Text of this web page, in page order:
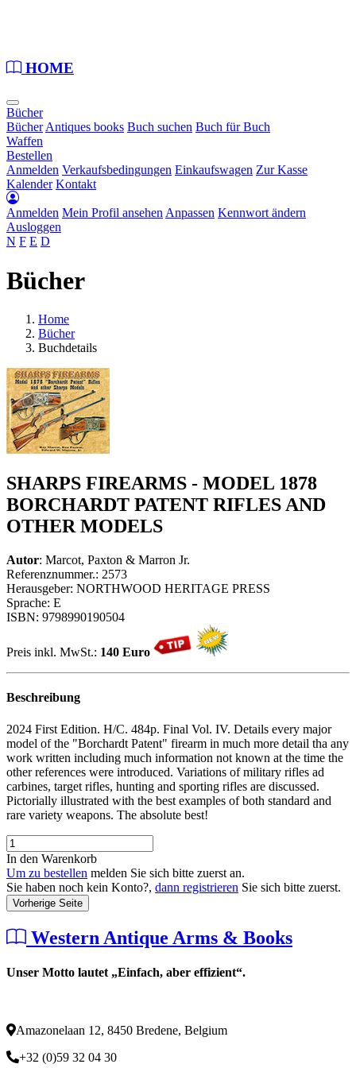
HOME
Bücher
BücherAntiques books Buch suchen Buch für Buch
Waffen
Bestellen
Anmelden Verkaufsbedingungen Einkaufswagen Zur Kasse
Kalender Kontakt
Anmelden Mein Profil ansehenAnpassen Kennwort ändern
Ausloggen
N F E D
Bücher
Home
Bücher
Buchdetails
SHARPS FIREARMS - MODEL 1878
BORCHARDT PATENT RIFLES AND
OTHER MODELS
Autor: Marcot, Paxton & Marron Jr.
Referenznummer.: 2573
Herausgeber: NORTHWOOD HERITAGE PRESS
Sprache: E
ISBN: 9798990190504
Preis inkl. MwSt.: 140 Euro
Beschreibung
2024 First Edition. H/C. 484p. Final Vol. IV. Details every major
model of the "Borchardt Patent" firearm in much more detail tha any
work written including much information not known at the time the
other references were introduced. Variations of military rifles ad
carbines, target rifles, hunting and sporting rifles are discussed.
Pictorially illustrated with the best examples of both standard and
rare variety weapons. The absolute best!
In den Warenkorb
Um zu bestellen melden Sie sich bitte zuerst an.
Sie haben noch kein Konto?, dann registrieren Sie sich bitte zuerst.
Vorherige Seite
Western Antique Arms & Books
Unser Motto lautet „Einfach, aber effizient“.
Amazonelaan 12, 8450 Bredene, Belgium
+32 (0)59 32 04 30